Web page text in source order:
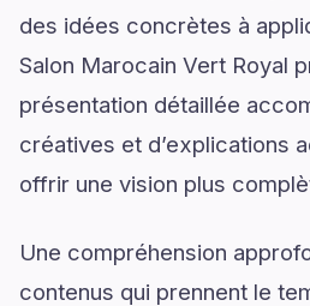
des idées concrètes à
Salon Marocain Vert Royal
présentation détaillée
créatives et d’explications
offrir une vision plus
Une compréhension
contenus qui prennent le